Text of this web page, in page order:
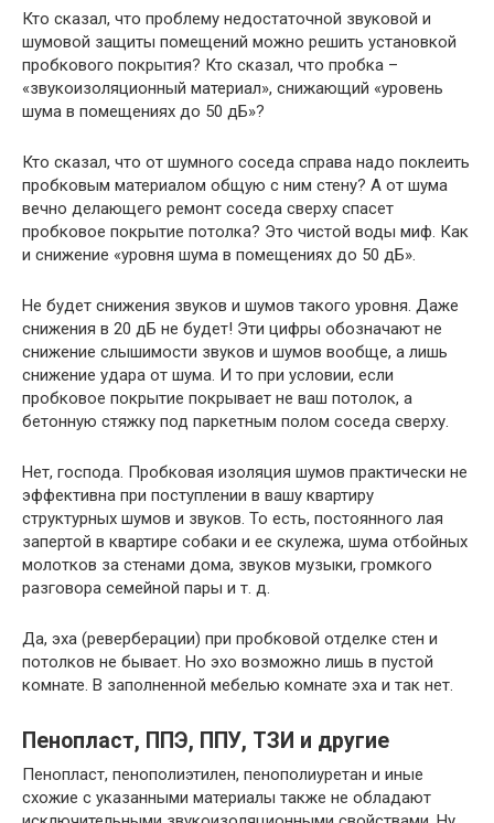
Кто сказал, что проблему недостаточной звуковой и
шумовой защиты помещений можно решить установкой
пробкового покрытия? Кто сказал, что пробка –
«звукоизоляционный материал», снижающий «уровень
шума в помещениях до 50 дБ»?
Кто сказал, что от шумного соседа справа надо поклеить
пробковым материалом общую с ним стену? А от шума
вечно делающего ремонт соседа сверху спасет
пробковое покрытие потолка? Это чистой воды миф. Как
и снижение «уровня шума в помещениях до 50 дБ».
Не будет снижения звуков и шумов такого уровня. Даже
снижения в 20 дБ не будет! Эти цифры обозначают не
снижение слышимости звуков и шумов вообще, а лишь
снижение удара от шума. И то при условии, если
пробковое покрытие покрывает не ваш потолок, а
бетонную стяжку под паркетным полом соседа сверху.
Нет, господа. Пробковая изоляция шумов практически не
эффективна при поступлении в вашу квартиру
структурных шумов и звуков. То есть, постоянного лая
запертой в квартире собаки и ее скулежа, шума отбойных
молотков за стенами дома, звуков музыки, громкого
разговора семейной пары и т. д.
Да, эха (реверберации) при пробковой отделке стен и
потолков не бывает. Но эхо возможно лишь в пустой
комнате. В заполненной мебелью комнате эха и так нет.
Пенопласт, ППЭ, ППУ, ТЗИ и другие
Пенопласт, пенополиэтилен, пенополиуретан и иные
схожие с указанными материалы также не обладают